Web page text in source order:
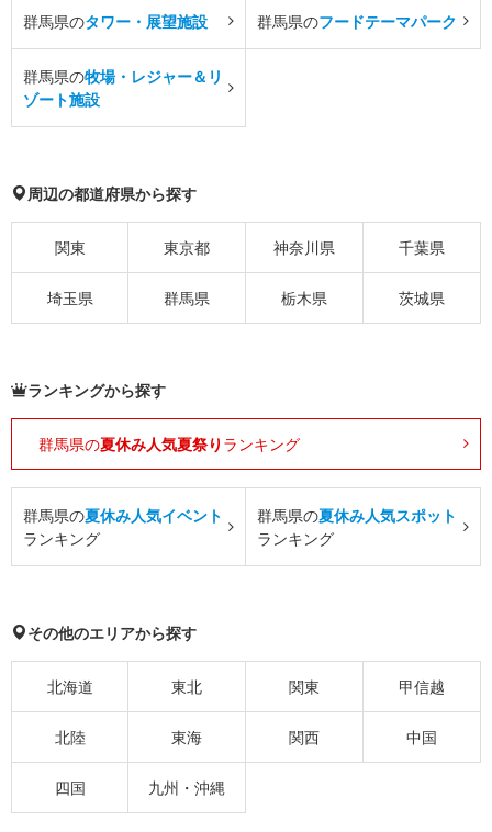
群馬県のタワー・展望施設 群馬県のフードテーマパーク
群馬県の牧場・レジャー＆リ
ゾート施設
周辺の都道府県から探す
関東 東京都 神奈川県 千葉県
埼玉県 群馬県 栃木県 茨城県
ランキングから探す
群馬県の夏休み人気夏祭り ランキング
群馬県の夏休み人気イベント
ランキング
群馬県の夏休み人気スポット
ランキング
その他のエリアから探す
北海道 東北 関東 甲信越
北陸 東海 関西 中国
四国 九州・沖縄